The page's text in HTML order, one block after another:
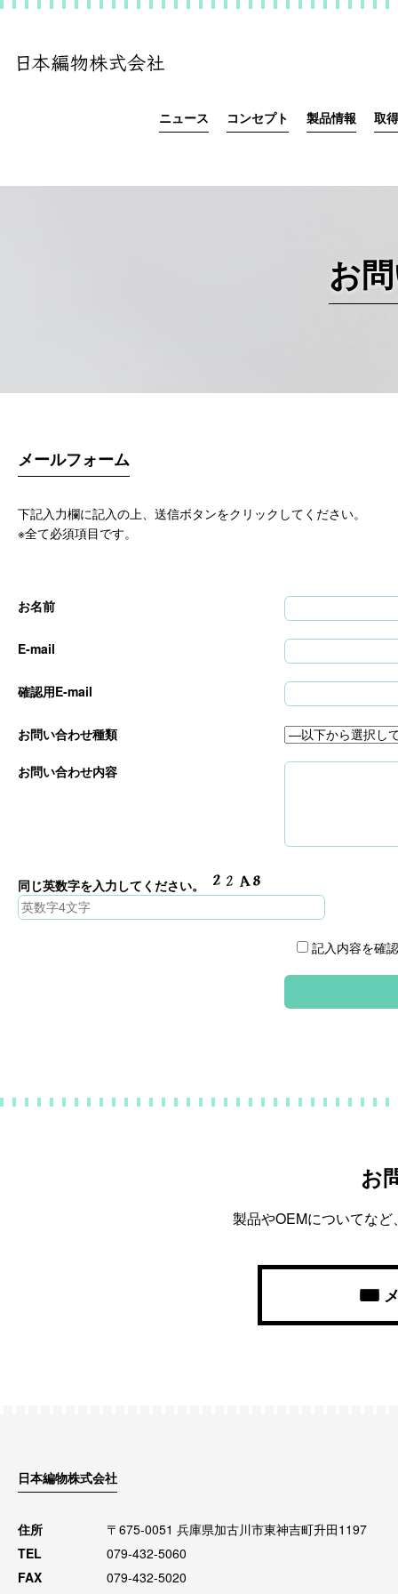
ニュース コンセプト 製品情報 取
お
メールフォーム
下記入力欄に記入の上、送信ボタンをクリックしてください。
※全て必須項目です。
お名前
E-mail
確認用E-mail
お問い合わせ種類
お問い合わせ内容
同じ英数字を入力してください。
記入内容を確
お
製品やOEMについてな
日本編物株式会社
住所
〒675-0051 兵庫県加古川市東神吉町升田1197
TEL
079-432-5060
FAX
079-432-5020